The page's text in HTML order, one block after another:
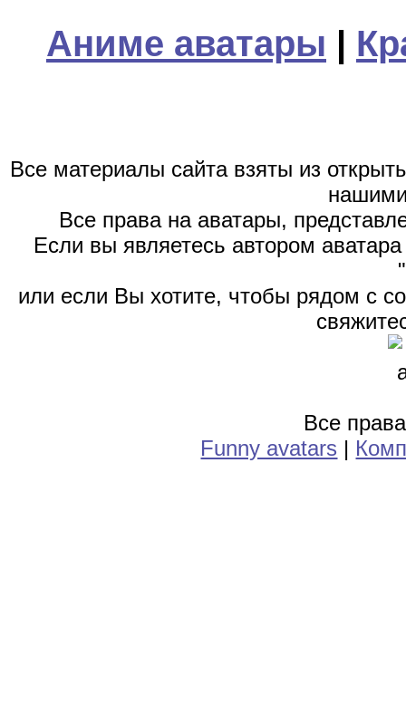
Аниме аватары |
Все материалы сайта взяты из
Все права на аватары,
Если вы являетесь автором
или если Вы хотите, чтобы рядом с
Все
Funny avatars |